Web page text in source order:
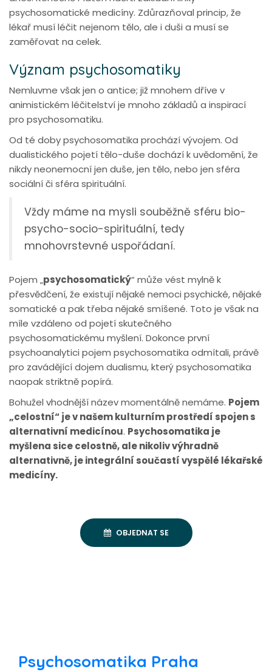
psychosomatické medicíny. Zdůrazňoval princip, že
lékař musí léčit nejenom tělo, ale i duši a musí se
zaměřovat na celek.
Význam psychosomatiky
Nemluvme však jen o antice; již mnohem dříve v
animistickém léčitelství je mnoho základů a inspirací
pro psychosomatiku.
Od té doby psychosomatika prochází vývojem. Od
dualistického pojetí tělo-duše dochází k uvědomění, že
nikdy neonemocní jen duše, jen tělo, nebo jen sféra
sociální či sféra spirituální.
Vždy máme na mysli souběžně sféru bio-
psycho-socio-spirituální, tedy
mnohovrstevné uspořádaní.
Pojem „psychosomatický“ může vést mylně k
přesvědčení, že existují nějaké nemoci psychické, nějaké
somatické a pak třeba nějaké smíšené. Toto je však na
míle vzdáleno od pojetí skutečného
psychosomatickému myšlení. Dokonce první
psychoanalytici pojem psychosomatika odmítali, právě
pro zavádějící dojem dualismu, který psychosomatika
naopak striktně popírá.
Bohužel vhodnější název momentálně nemáme. Pojem
„celostní“ je v našem kulturním prostředí spojen s
alternativní medicínou. Psychosomatika je
myšlena sice celostně, ale nikoliv výhradně
alternativně, je integrální součastí vyspělé lékařské
medicíny.
OBJEDNAT SE
Psychosomatika Praha